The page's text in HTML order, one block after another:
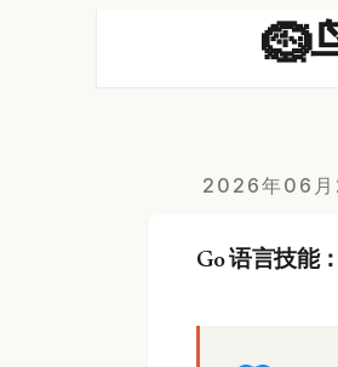
🪹
2026年06月
Go 语言技能